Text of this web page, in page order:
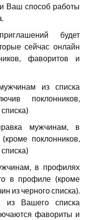
Ваш способ работы
будет
сейчас онлайн
фаворитов и
из списка
поклонников,
мужчинам, в
поклонников,
в профилях
в профиле (кроме
из черного списка).
Вашего списка
фавориты и